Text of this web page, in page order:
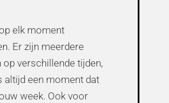
elk moment
Er zijn meerdere
op verschillende tijden,
altijd een moment dat
week. Ook voor